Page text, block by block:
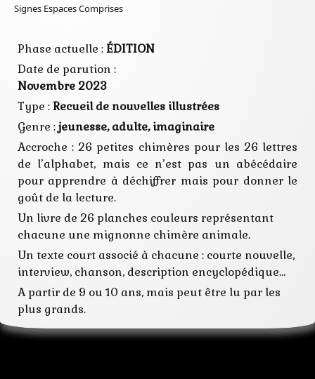
Signes Espaces Comprises
Phase actuelle :ÉDITION
Date de parution :
Novembre 2023
Type :Recueil de nouvelles illustrées
Genre :jeunesse, adulte, imaginaire
Accroche : 26 petites chimères pour les 26 lettres
de l’alphabet, mais ce n’est pas un abécédaire
pour apprendre à déchiffrer mais pour donner le
goût de la lecture.
Un livre de 26 planches couleurs représentant
chacune une mignonne chimère animale.
Un texte court associé à chacune : courte nouvelle,
interview, chanson, description encyclopédique…
A partir de 9 ou 10 ans, mais peut être lu par les
plus grands.